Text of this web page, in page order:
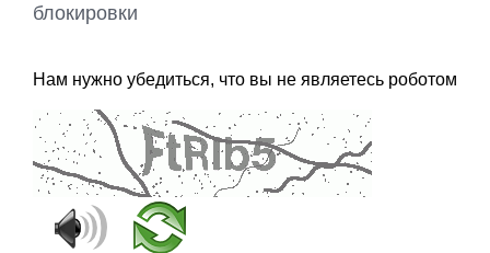
блокировки
Нам нужно убедиться, что вы не являетесь роботом